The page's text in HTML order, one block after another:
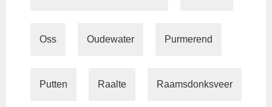
Oss Oudewater Purmerend
Putten Raalte Raamsdonksveer